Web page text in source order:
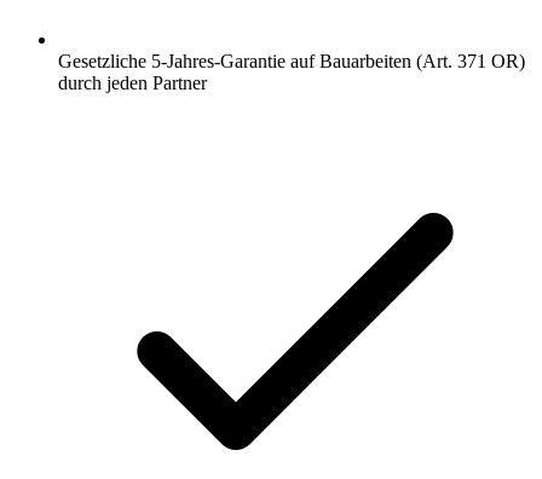
Gesetzliche 5-Jahres-Garantie auf Bauarbeiten (Art. 371 OR)
durch jeden Partner